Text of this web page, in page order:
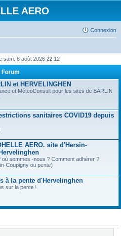
AERO
Connexion
sam. 8 août 2026 22:12
Forum
et HERVELINGHEN
et MéteoConsult pour les sites de BARLIN
sanitaires COVID19 depuis
AERO. site d'Hersin-
sommes -nous ? Comment adhérer ?
Coupigny ou pente)
à la pente d'Hervelinghen
sur la pente !